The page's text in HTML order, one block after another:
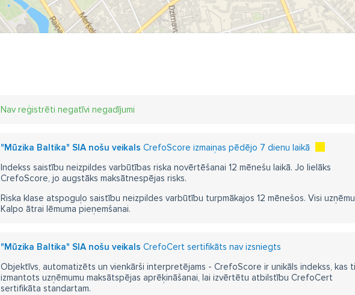
Nav reģistrēti negatīvi negadījumi
"Mūzika Baltika" SIA nošu veikals CrefoScore izmaiņas pēdējo 7 dienu laikā
Indekss saistību neizpildes varbūtības riska novērtēšanai 12 mēnešu laikā. Jo lielāks
CrefoScore, jo augstāks maksātnespējas risks.
Riska klase atspoguļo saistību neizpildes varbūtību turpmākajos 12 mēnešos. Visi
Kalpo ātrai lēmuma pieņemšanai.
"Mūzika Baltika" SIA nošu veikals CrefoCert sertifikāts nav izsniegts
Objektīvs, automatizēts un vienkārši interpretējams - CrefoScore ir unikāls indekss, kas
izmantots uzņēmumu maksātspējas aprēķināšanai, lai izvērtētu atbilstību CrefoCert
sertifikāta standartam.